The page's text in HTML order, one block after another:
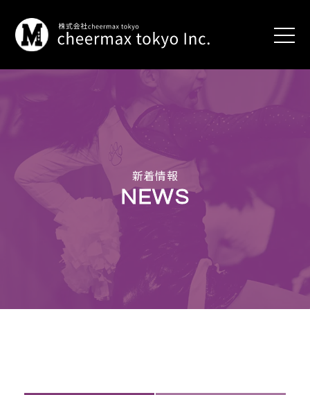
international
program
career
program
cheerleaders
and
dancers
event
production
education
CONTACT
新着情報
NEWS